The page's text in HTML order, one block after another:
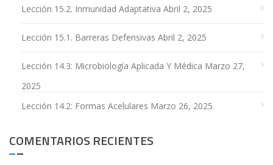
Lección 15.2. Inmunidad Adaptativa Abril 2, 2025
Lección 15.1. Barreras Defensivas Abril 2, 2025
Lección 14.3: Microbiología Aplicada Y Médica Marzo 27,
2025
Lección 14.2: Formas Acelulares Marzo 26, 2025
COMENTARIOS RECIENTES